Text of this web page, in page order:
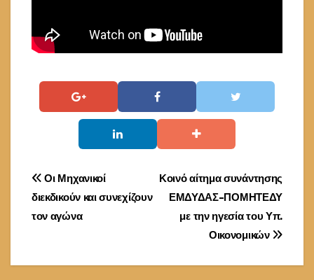
Πλοήγηση
άρθρων
Κοινό αίτημα συνάντησης
ΕΜΔΥΔΑΣ-ΠΟΜΗΤΕΔΥ
με την ηγεσία του Υπ.
Οικονομικών
Οι Μηχανικοί
διεκδικούν και συνεχίζουν
τον αγώνα